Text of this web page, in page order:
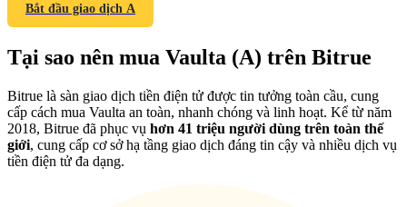
Mời một người bạn để nhận phần thưởng tiền mặt
BTC Welcome Rewards
Bắt đầu giao dịch A
Tại sao nên mua Vaulta (A) trên Bitrue
Bitrue là sàn giao dịch tiền điện tử được tin tưởng toàn cầu, cung
cấp cách mua Vaulta an toàn, nhanh chóng và linh hoạt. Kể từ năm
2018, Bitrue đã phục vụ hơn 41 triệu người dùng trên toàn thế
giới, cung cấp cơ sở hạ tầng giao dịch đáng tin cậy và nhiều dịch vụ
tiền điện tử đa dạng.